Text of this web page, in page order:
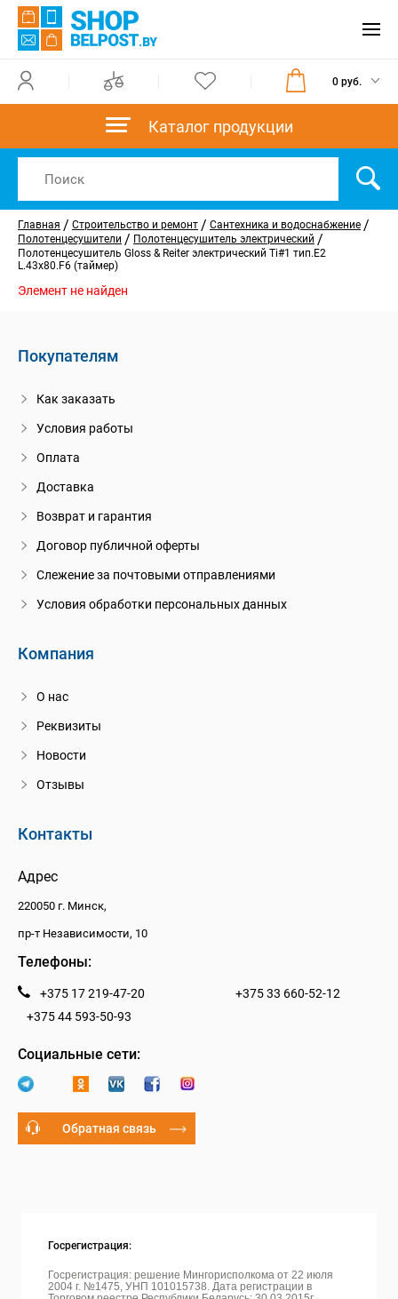
0 руб.
Каталог продукции
Главная / Строительство и ремонт / Сантехника и водоснабжение /
Полотенцесушители / Полотенцесушитель электрический /
Полотенцесушитель Gloss & Reiter электрический Ti#1 тип.Е2
L.43х80.F6 (таймер)
Элемент не найден
Покупателям
Как заказать
Условия работы
Оплата
Доставка
Возврат и гарантия
Договор публичной оферты
Слежение за почтовыми отправлениями
Условия обработки персональных данных
Компания
О нас
Реквизиты
Новости
Отзывы
Контакты
Адрес
220050 г. Минск,
пр-т Независимости, 10
Телефоны:
+375 17 219-47-20
+375 33 660-52-12
+375 44 593-50-93
Социальные сети:
Обратная связь
Госрегистрация:
Госрегистрация: решение Мингорисполкома от 22 июля
2004 г. №1475, УНП 101015738. Дата регистрации в